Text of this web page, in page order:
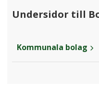
Undersidor till
Kommunala bolag